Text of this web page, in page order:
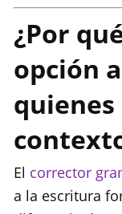
¿Por
opción
quienes
El corrector
a la escritura